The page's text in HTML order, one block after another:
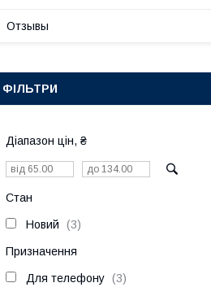
Отзывы
ФІЛЬТРИ
Діапазон цін, ₴
Стан
Новий 3
Призначення
Для телефону 3